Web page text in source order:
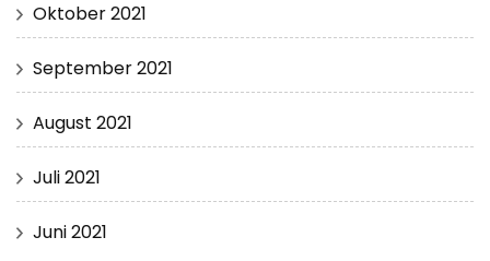
Oktober 2021
September 2021
August 2021
Juli 2021
Juni 2021